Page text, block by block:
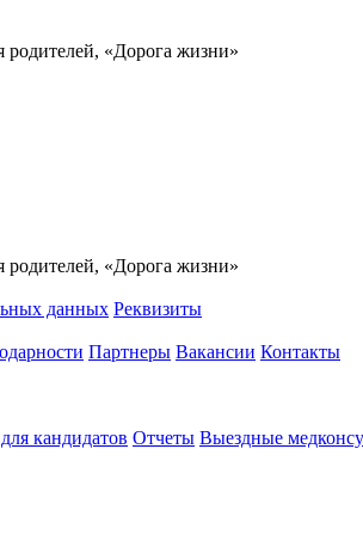
родителей, «Дорога жизни»
родителей, «Дорога жизни»
данных Реквизиты
Партнеры Вакансии Контакты
кандидатов Отчеты Выездные